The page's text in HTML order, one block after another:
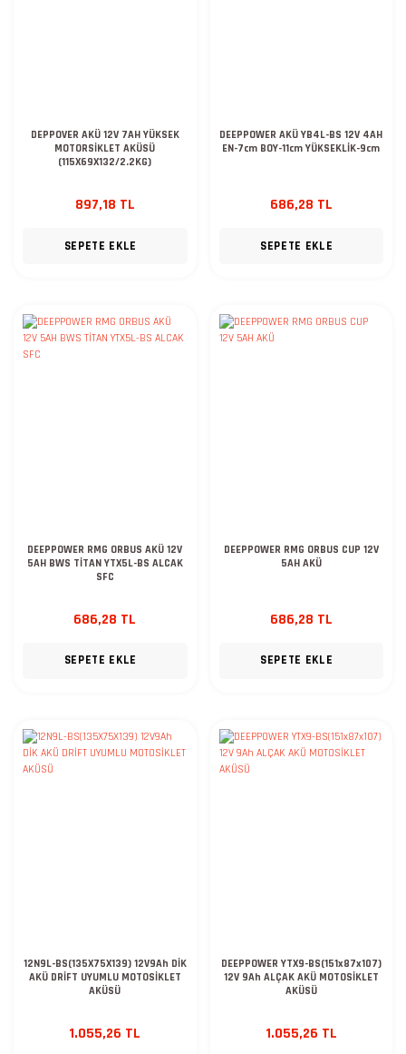
DEPPOVER AKÜ 12V 7AH YÜKSEK
MOTORSİKLET AKÜSÜ
(115X69X132/2.2KG)
897,18 TL
SEPETE EKLE
DEEPPOWER AKÜ YB4L-BS 12V 4AH
EN-7cm BOY-11cm YÜKSEKLİK-9cm
686,28 TL
SEPETE EKLE
DEEPPOWER RMG ORBUS AKÜ 12V
5AH BWS TİTAN YTX5L-BS ALCAK
SFC
686,28 TL
SEPETE EKLE
DEEPPOWER RMG ORBUS CUP 12V
5AH AKÜ
686,28 TL
SEPETE EKLE
12N9L-BS(135X75X139) 12V9Ah DİK
AKÜ DRİFT UYUMLU MOTOSİKLET
AKÜSÜ
1.055,26 TL
DEEPPOWER YTX9-BS(151x87x107)
12V 9Ah ALÇAK AKÜ MOTOSİKLET
AKÜSÜ
1.055,26 TL